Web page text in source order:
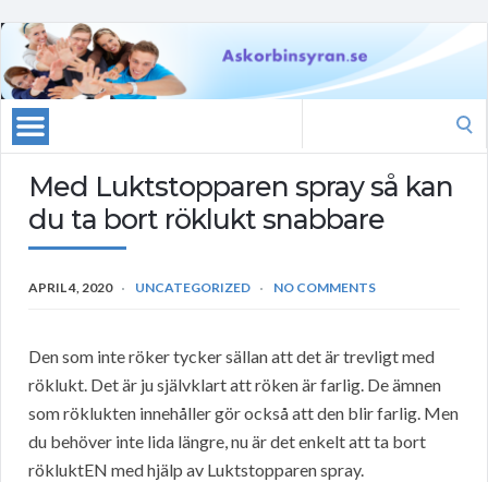
Med Luktstopparen spray så kan
du ta bort röklukt snabbare
APRIL 4, 2020 UNCATEGORIZED NO COMMENTS
Den som inte röker tycker sällan att det är trevligt med
röklukt. Det är ju självklart att röken är farlig. De ämnen
som röklukten innehåller gör också att den blir farlig. Men
du behöver inte lida längre, nu är det enkelt att ta bort
rökluktEN med hjälp av Luktstopparen spray.